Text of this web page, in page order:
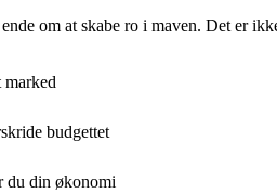
om at skabe ro i maven. Det er
budgettet
du din økonomi